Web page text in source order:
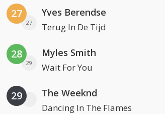
27
27
Yves Berendse
Terug In De Tijd
28
29
Myles Smith
Wait For You
29 The Weeknd
Dancing In The Flames